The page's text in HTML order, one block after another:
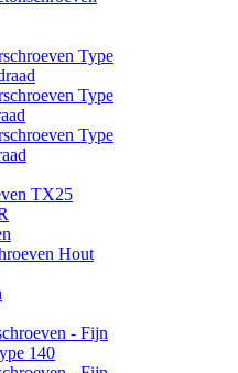
Type
Type
Type
TX25
Hout
- Fijn
140